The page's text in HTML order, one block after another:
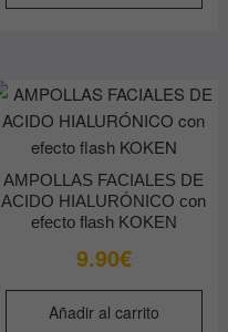
AMPOLLAS FACIALES DE
ACIDO HIALURÓNICO con
efecto flash KOKEN
9.90€
Añadir al carrito